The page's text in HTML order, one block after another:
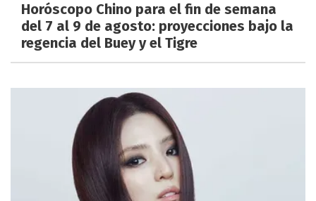
Horóscopo Chino para el fin de semana
del 7 al 9 de agosto: proyecciones bajo la
regencia del Buey y el Tigre